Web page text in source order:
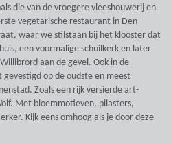
die van de vroegere vleeshouwerij en
vegetarische restaurant in Den
waar we stilstaan bij het klooster dat
een voormalige schuilkerk en later
aan de gevel. Ook in de
op de oudste en meest
Zoals een rijk versierde art-
Met bloemmotieven, pilasters,
Kijk eens omhoog als je door deze